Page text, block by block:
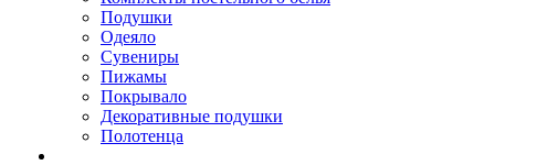
Подушки
Одеяло
Сувениры
Пижамы
Покрывало
Декоративные подушки
Полотенца